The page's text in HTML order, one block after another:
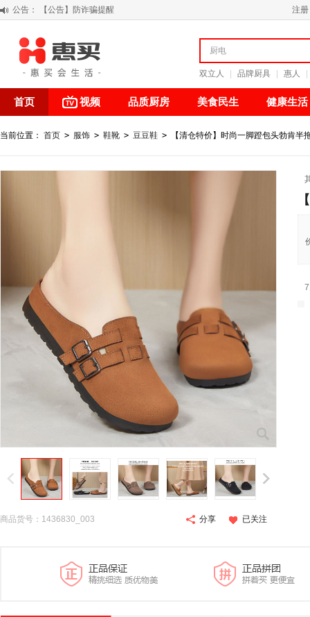
公告：
【积分调整公告】
关于假冒我公司“惠买小程序“的声明
【公告】防诈骗提醒
注册
双立人 品牌厨具 惠人
首页 视频 品质厨房 美食民生 健康生活
当前位置： 首页 > 服饰 > 鞋靴 > 豆豆鞋 > 【清仓特价】时尚一脚蹬包头勃肯半
商品货号：1436830_003 分享 已关注